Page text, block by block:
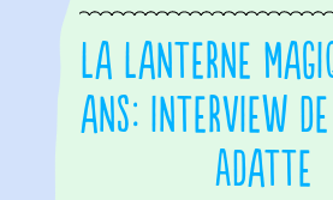
La Lanterne
ans: interview
Adatte